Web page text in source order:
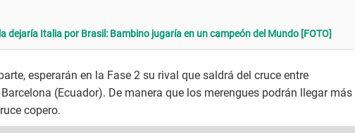
dejaría Italia por Brasil: Bambino jugaría en un campeón del Mundo [FOTO]
esperarán en la Fase 2 su rival que saldrá del cruce entre
(Ecuador). De manera que los merengues podrán llegar más
copero.